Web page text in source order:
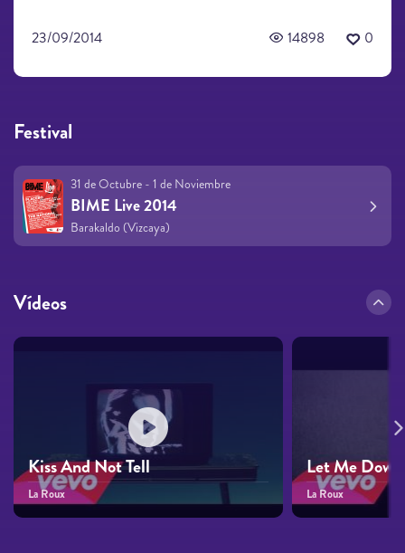
23/09/2014 14898 0
Festival
31 de Octubre - 1 de Noviembre
BIME Live 2014
Barakaldo (Vizcaya)
Vídeos
Kiss And Not Tell
La Roux
Let Me
La Roux